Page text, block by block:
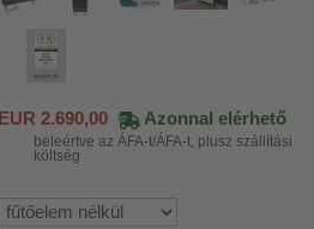
EUR 2.690,00 Azonnal elérhető
beleértve az ÁFA-t/ÁFA-t, plusz szállítási
költség